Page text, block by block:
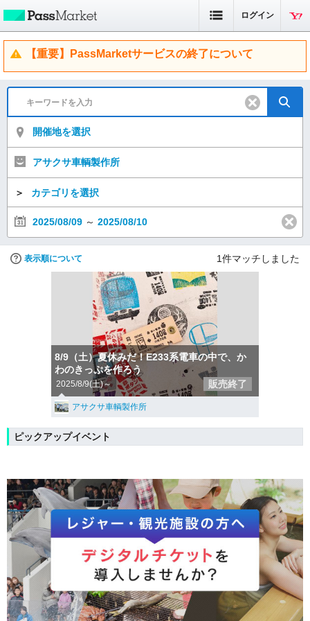
ログイン
【重要】PassMarketサービスの終了について
開催地を選択
アサクサ車輌製作所
＞ カテゴリを選択
2025/08/09 ～ 2025/08/10
表示順について 1件マッチしました
8/9（土）夏休みだ！E233系電車の中で、か
わのきっぷ︎︎︎︎を作ろう
2025/8/9(土)～ 販売終了
アサクサ車輌製作所
ピックアップイベント